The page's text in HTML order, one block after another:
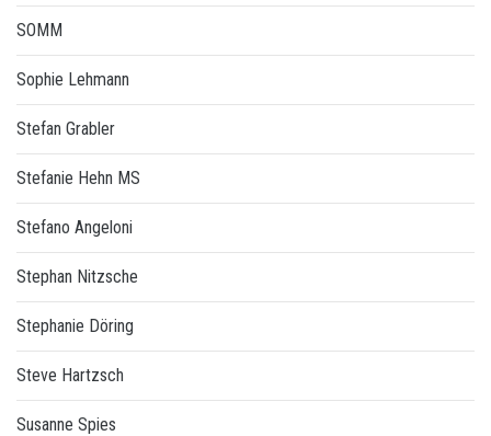
SOMM
Sophie Lehmann
Stefan Grabler
Stefanie Hehn MS
Stefano Angeloni
Stephan Nitzsche
Stephanie Döring
Steve Hartzsch
Susanne Spies